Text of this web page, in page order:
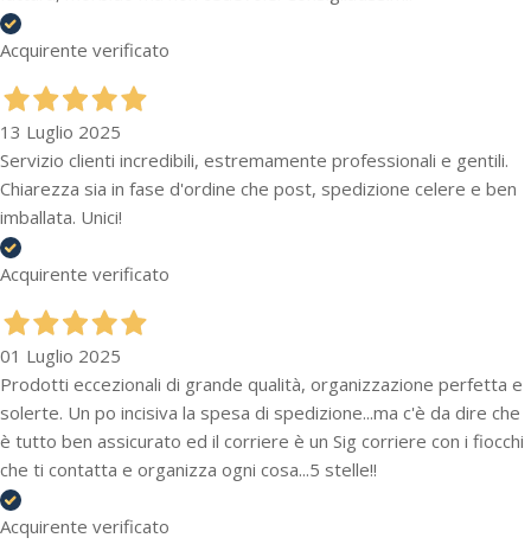
Acquirente verificato
13 Luglio 2025
Servizio clienti incredibili, estremamente professionali e gentili.
Chiarezza sia in fase d'ordine che post, spedizione celere e ben
imballata. Unici!
Acquirente verificato
01 Luglio 2025
Prodotti eccezionali di grande qualità, organizzazione perfetta e
solerte. Un po incisiva la spesa di spedizione...ma c'è da dire che
è tutto ben assicurato ed il corriere è un Sig corriere con i fiocchi
che ti contatta e organizza ogni cosa...5 stelle!!
Acquirente verificato